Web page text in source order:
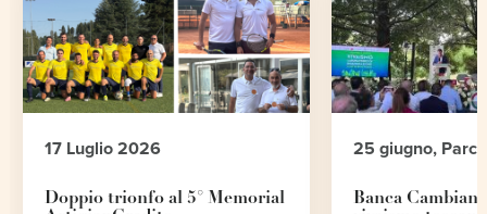
17 Luglio 2026
Doppio trionfo al 5° Memorial
25 giugno,
Banca